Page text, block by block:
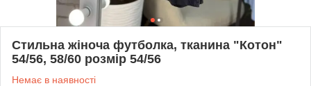
Стильна жіноча футболка, тканина "Котон"
54/56, 58/60 розмір 54/56
Немає в наявності